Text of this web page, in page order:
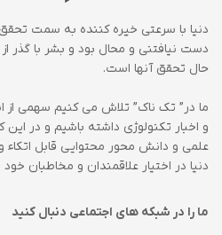
دنیا با سرعتی خیره کننده به سمت
دست نیافتنی و محال بود و بشر با گذر
حال تحقق آنها است.
ما در” تک ناک” تلاش می کنیم سهمی از
و اخبار تکنولوژی داشته باشیم و در
علمی و دانش محور محتوایی قابل اتکاء
دنیا در اختیار علاقمندان و مخاطبان
ما را در شبکه های اجتماعی دنبال کنید